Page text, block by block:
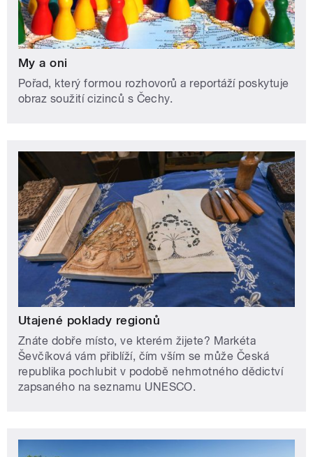
My a oni
Pořad, který formou rozhovorů a reportáží poskytuje
obraz soužití cizinců s Čechy.
Utajené poklady regionů
Znáte dobře místo, ve kterém žijete? Markéta
Ševčíková vám přiblíží, čím vším se může Česká
republika pochlubit v podobě nehmotného dědictví
zapsaného na seznamu UNESCO.